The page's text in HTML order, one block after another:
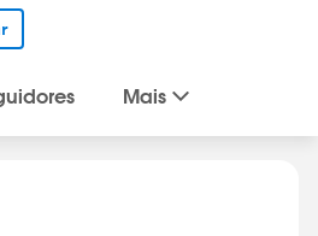
Mais